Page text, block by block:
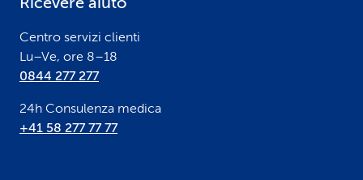
Centro servizi clienti
Lu–Ve, ore 8–18
0844 277 277
24h Consulenza medica
+41 58 277 77 77